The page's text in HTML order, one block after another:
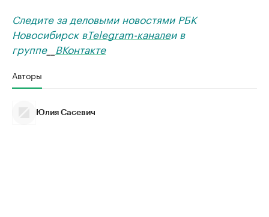
Следите за деловыми новостями РБК
Новосибирск вTelegram-каналеи в
группе__ ВКонтакте
Авторы
Юлия Сасевич